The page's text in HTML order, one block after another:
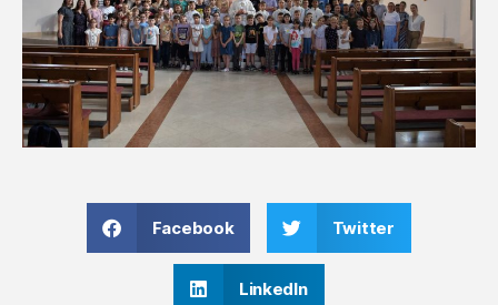
Facebook Twitter
LinkedIn